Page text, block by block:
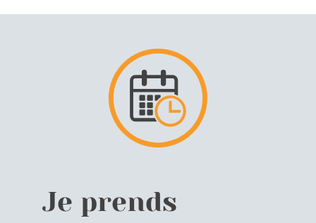
Je prends